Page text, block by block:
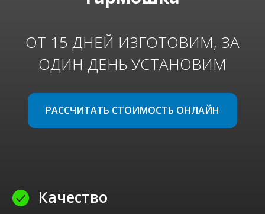
ОТ 15 ДНЕЙ ИЗГОТОВИМ, ЗА
ОДИН ДЕНЬ УСТАНОВИМ
РАССЧИТАТЬ СТОИМОСТЬ ОНЛАЙН
Качество